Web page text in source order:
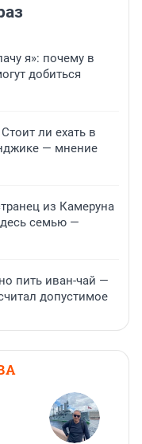
я»: почему в
добиться
ли ехать в
— мнение
из Камеруна
семью —
пить иван-чай —
допустимое